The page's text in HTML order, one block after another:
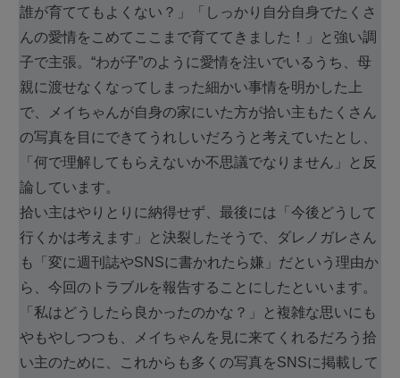
誰が育ててもよくない？」「しっかり自分自身でたくさ
んの愛情をこめてここまで育ててきました！」と強い調
子で主張。“わが子”のように愛情を注いでいるうち、母
親に渡せなくなってしまった細かい事情を明かした上
で、メイちゃんが自身の家にいた方が拾い主もたくさん
の写真を目にできてうれしいだろうと考えていたとし、
「何で理解してもらえないか不思議でなりません」と反
論しています。
拾い主はやりとりに納得せず、最後には「今後どうして
行くかは考えます」と決裂したそうで、ダレノガレさん
も「変に週刊誌やSNSに書かれたら嫌」だという理由か
ら、今回のトラブルを報告することにしたといいます。
「私はどうしたら良かったのかな？」と複雑な思いにも
やもやしつつも、メイちゃんを見に来てくれるだろう拾
い主のために、これからも多くの写真をSNSに掲載して